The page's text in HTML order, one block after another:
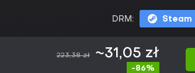
DRM: Steam
223,38 zł ~31,05 zł
-86%